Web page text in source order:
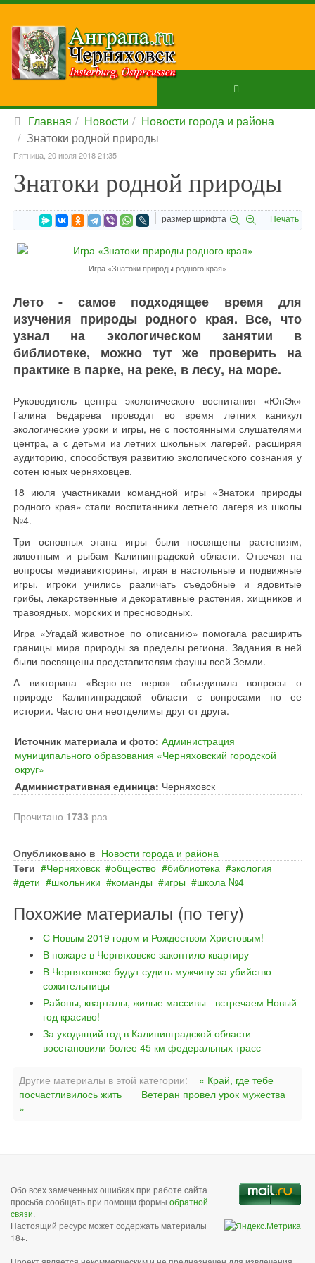
Главная Новости
Новости города и района
Знатоки родной природы
Пятница, 20 июля 2018 21:35
Знатоки родной природы
размер шрифта Печать
Игра «Знатоки природы родного края»
Лето - самое подходящее время для
изучения природы родного края. Все, что
узнал на экологическом занятии в
библиотеке, можно тут же проверить на
практике в парке, на реке, в лесу, на море.
Руководитель центра экологического воспитания «ЮнЭк»
Галина Бедарева проводит во время летних каникул
экологические уроки и игры, не с постоянными слушателями
центра, а с детьми из летних школьных лагерей, расширяя
аудиторию, способствуя развитию экологического сознания у
сотен юных черняховцев.
18 июля участниками командной игры «Знатоки природы
родного края» стали воспитанники летнего лагеря из школы
№4.
Три основных этапа игры были посвящены растениям,
животным и рыбам Калининградской области. Отвечая на
вопросы медиавикторины, играя в настольные и подвижные
игры, игроки учились различать съедобные и ядовитые
грибы, лекарственные и декоративные растения, хищников и
травоядных, морских и пресноводных.
Игра «Угадай животное по описанию» помогала расширить
границы мира природы за пределы региона. Задания в ней
были посвящены представителям фауны всей Земли.
А викторина «Верю-не верю» объединила вопросы о
природе Калининградской области с вопросами по ее
истории. Часто они неотделимы друг от друга.
Источник материала и фото: Администрация
муниципального образования «Черняховский городской
округ»
Административная единица: Черняховск
Прочитано 1733 раз
Опубликовано в Новости города и района
Теги
Черняховск общество библиотека
экология
дети
школьники команды игры школа №4
Похожие материалы (по тегу)
С Новым 2019 годом и Рождеством Христовым!
В пожаре в Черняховске закоптило квартиру
В Черняховске будут судить мужчину за убийство
сожительницы
Районы, кварталы, жилые массивы - встречаем Новый
год красиво!
За уходящий год в Калининградской области
восстановили более 45 км федеральных трасс
Другие материалы в этой категории:
« Край, где тебе
посчастливилось жить
Ветеран провел урок мужества
»
Обо всех замеченных ошибках при работе сайта
просьба сообщать при помощи формы обратной
связи.
Настоящий ресурс может содержать материалы
18+.